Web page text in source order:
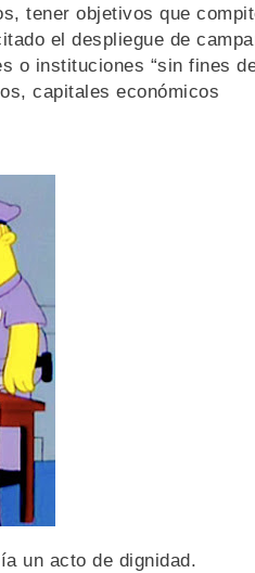
tener objetivos que
el despliegue de
o instituciones “sin fines
capitales económicos
un acto de dignidad.